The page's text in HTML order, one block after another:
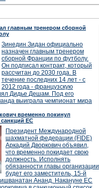
главным тренером сборной
Зинедин Зидан официально
назначен главным тренером
сборной Франции по футболу.
Он подписал контракт, который
рассчитан до 2030 года. В
течение последних 14 лет - с
2012 года - французскую
Дидье Дешам. Под его
выиграла чемпионат мира
временно покинул
санкций ЕС
Президент Международной
шахматной федерации (FIDE)
Аркадий Дворкович объявил,
что временно покидает свою
должность. Исполнять
обязанности главы организации
будет его заместитель, 15-й
Ананд. Накануне ЕС